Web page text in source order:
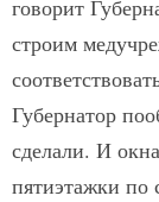
говорит
строим
Губернатор
сделали. И
пятиэтажки по